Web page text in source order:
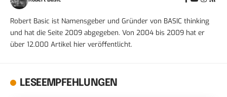
Robert Basic ist Namensgeber und Gründer von BASIC thinking
und hat die Seite 2009 abgegeben. Von 2004 bis 2009 hat er
über 12.000 Artikel hier veröffentlicht.
LESEEMPFEHLUNGEN